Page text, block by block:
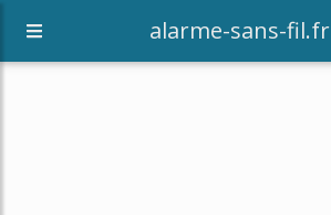
alarme-sans-fil.fr